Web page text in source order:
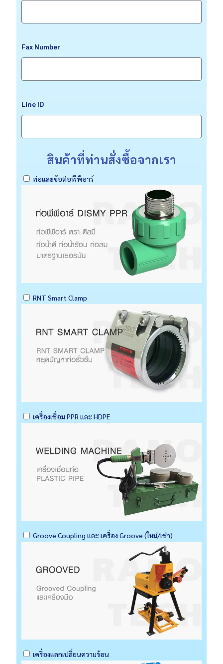
Fax Number
Line ID
สินค้าที่ท่านสั่งซื้อจากเรา
ท่อและข้อต่อพีพีอาร์
RNT Smart Clamp
เครื่องเชื่อม PPR และ HDPE
Groove Coupling และ เครื่อง Groove (ใหม่/เช่า)
เครื่องแลกเปลี่ยนความร้อน